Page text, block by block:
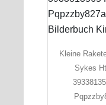
Kleine
Sykes